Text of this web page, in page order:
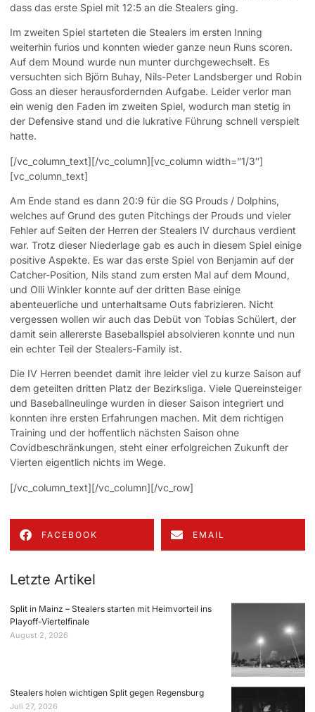
dass das erste Spiel mit 12:5 an die Stealers ging.
Im zweiten Spiel starteten die Stealers im ersten Inning
weiterhin furios und konnten wieder ganze neun Runs scoren.
Auf dem Mound wurde nun munter durchgewechselt. Es
versuchten sich Björn Buhay, Nils-Peter Landsberger und Robin
Goss an dieser herausfordernden Aufgabe. Leider verlor man
ein wenig den Faden im zweiten Spiel, wodurch man stetig in
der Defensive stand und die lukrative Führung schnell verspielt
hatte.
[/vc_column_text][/vc_column][vc_column width=”1/3″]
[vc_column_text]
Am Ende stand es dann 20:9 für die SG Prouds / Dolphins,
welches auf Grund des guten Pitchings der Prouds und vieler
Fehler auf Seiten der Herren der Stealers IV durchaus verdient
war. Trotz dieser Niederlage gab es auch in diesem Spiel einige
positive Aspekte. Es war das erste Spiel von Benjamin auf der
Catcher-Position, Nils stand zum ersten Mal auf dem Mound,
und Olli Winkler konnte auf der dritten Base einige
abenteuerliche und unterhaltsame Outs fabrizieren. Nicht
vergessen wollen wir auch das Debüt von Tobias Schülert, der
damit sein allererste Baseballspiel absolvieren konnte und nun
ein echter Teil der Stealers-Family ist.
Die IV Herren beendet damit ihre leider viel zu kurze Saison auf
dem geteilten dritten Platz der Bezirksliga. Viele Quereinsteiger
und Baseballneulinge wurden in dieser Saison integriert und
konnten ihre ersten Erfahrungen machen. Mit dem richtigen
Training und der hoffentlich nächsten Saison ohne
Covidbeschränkungen, steht einer erfolgreichen Zukunft der
Vierten eigentlich nichts im Wege.
[/vc_column_text][/vc_column][/vc_row]
FACEBOOK EMAIL
Letzte Artikel
Split in Mainz – Stealers starten mit Heimvorteil ins
Playoff-Viertelfinale
August 2, 2026
Stealers holen wichtigen Split gegen Regensburg
Juli 27, 2026